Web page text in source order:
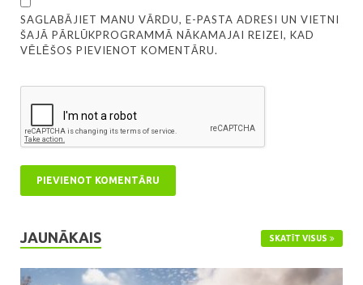
SAGLABĀJIET MANU VĀRDU, E-PASTA ADRESI UN VIETNI
ŠAJĀ PĀRLŪKPROGRAMMĀ NĀKAMAJAI REIZEI, KAD
VĒLĒŠOS PIEVIENOT KOMENTĀRU.
JAUNĀKAIS SKATĪT VISUS